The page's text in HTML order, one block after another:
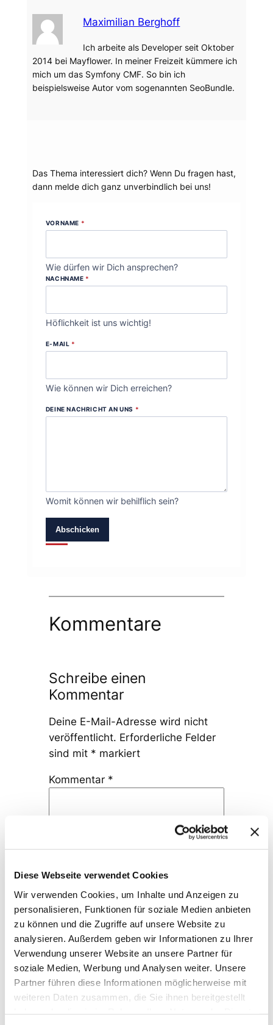
Diese Webseite verwendet Cookies
Wir verwenden Cookies, um Inhalte und Anzeigen zu
personalisieren, Funktionen für soziale Medien anbieten
zu können und die Zugriffe auf unsere Website zu
analysieren. Außerdem geben wir Informationen zu Ihrer
Verwendung unserer Website an unsere Partner für
soziale Medien, Werbung und Analysen weiter. Unsere
Partner führen diese Informationen möglicherweise mit
weiteren Daten zusammen, die Sie ihnen bereitgestellt
Maximilian Berghoff
Ich arbeite als Developer seit Oktober
2014 bei Mayflower. In meiner Freizeit kümmere ich
mich um das Symfony CMF. So bin ich
beispielsweise Autor vom sogenannten SeoBundle.
Das Thema interessiert dich? Wenn Du fragen hast,
dann melde dich ganz unverbindlich bei uns!
VORNAME *
Wie dürfen wir Dich ansprechen?
NACHNAME *
Höflichkeit ist uns wichtig!
E-MAIL *
Wie können wir Dich erreichen?
DEINE NACHRICHT AN UNS *
Womit können wir behilflich sein?
Abschicken
Kommentare
Schreibe einen
Kommentar
Deine E-Mail-Adresse wird nicht
veröffentlicht. Erforderliche Felder
sind mit * markiert
Kommentar *
Name *
E-Mail-Adresse *
Website